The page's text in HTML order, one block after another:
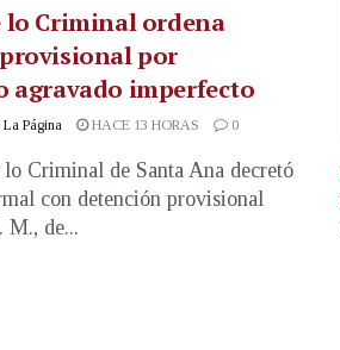
lo Criminal ordena
por
agravado imperfecto
Página HACE 13 HORAS 0
Criminal de Santa Ana decretó
con detención provisional
M., de...